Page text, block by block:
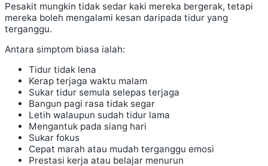
Pesakit mungkin tidak sedar kaki mereka bergerak, tetapi
mereka boleh mengalami kesan daripada tidur yang
terganggu.
Antara simptom biasa ialah:
Tidur tidak lena
Kerap terjaga waktu malam
Sukar tidur semula selepas terjaga
Bangun pagi rasa tidak segar
Letih walaupun sudah tidur lama
Mengantuk pada siang hari
Sukar fokus
Cepat marah atau mudah terganggu emosi
Prestasi kerja atau belajar menurun